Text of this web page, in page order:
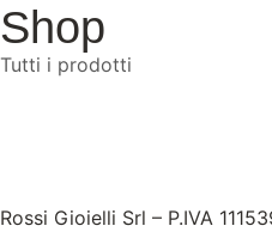
Shop
Tutti i prodotti
Rossi Gioielli Srl – P.IVA